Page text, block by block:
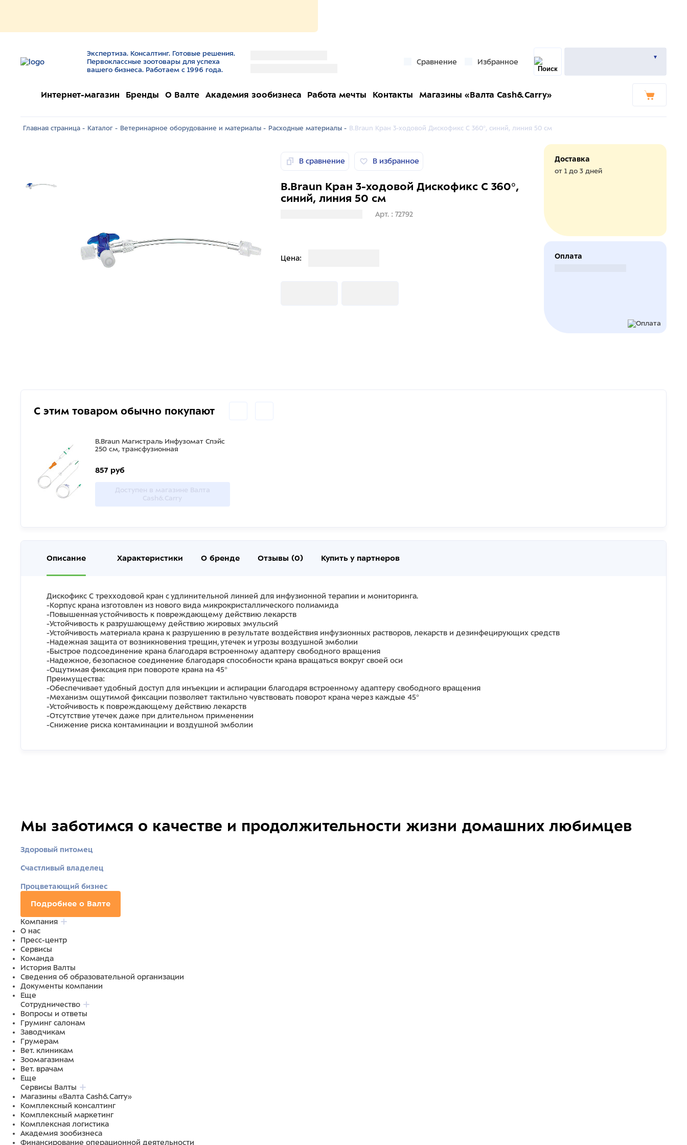
Экспертиза. Консалтинг. Готовые решения.
Первоклассные зоотовары для успеха
вашего бизнеса. Работаем с 1996 года.
Сравнение Избранное
Интернет-магазин Бренды О Валте Академия зообизнеса Работа мечты Контакты Магазины «Валта Cash&Carry»
Главная страница - Каталог - Ветеринарное оборудование и материалы - Расходные материалы - B.Braun Кран 3-ходовой Дискофикс С 360°, синий, линия 50 см
В сравнение В избранное
B.Braun Кран 3-ходовой Дискофикс С 360°,
синий, линия 50 см
Арт. : 72792
Цена:
Доставка
от 1 до 3 дней
Оплата
С этим товаром обычно покупают
B.Braun Магистраль Инфузомат Спэйс
250 см, трансфузионная
857 руб
Доступен в магазине Валта
Cash&Carry
Описание Характеристики О бренде Отзывы (0) Купить у партнеров
Дискофикс С трехходовой кран с удлинительной линией для инфузионной терапии и мониторинга.
-Корпус крана изготовлен из нового вида микрокристаллического полиамида
-Повышенная устойчивость к повреждающему действию лекарств
-Устойчивость к разрушающему действию жировых эмульсий
-Устойчивость материала крана к разрушению в результате воздействия инфузионных растворов, лекарств и дезинфецирующих средств
-Надежная защита от возникновения трещин, утечек и угрозы воздушной эмболии
-Быстрое подсоединение крана благодаря встроенному адаптеру свободного вращения
-Надежное, безопасное соединение благодаря способности крана вращаться вокруг своей оси
-Ощутимая фиксация при повороте крана на 45°
Преимущества:
-Обеспечивает удобный доступ для инъекции и аспирации благодаря встроенному адаптеру свободного вращения
-Механизм ощутимой фиксации позволяет тактильно чувствовать поворот крана через каждые 45°
-Устойчивость к повреждающему действию лекарств
-Отсутствие утечек даже при длительном применении
-Снижение риска контаминации и воздушной эмболии
Мы заботимся о качестве и продолжительности жизни домашних любимцев
Здоровый питомец
Счастливый владелец
Процветающий бизнес
Подробнее о Валте
Компания
О нас
Пресс-центр
Сервисы
Команда
История Валты
Сведения об образовательной организации
Документы компании
Еще
Сотрудничество
Вопросы и ответы
Груминг салонам
Заводчикам
Грумерам
Вет. клиникам
Зоомагазинам
Вет. врачам
Еще
Сервисы Валты
Магазины «Валта Cash&Carry»
Комплексный консалтинг
Комплексный маркетинг
Комплексная логистика
Академия зообизнеса
Финансирование операционной деятельности